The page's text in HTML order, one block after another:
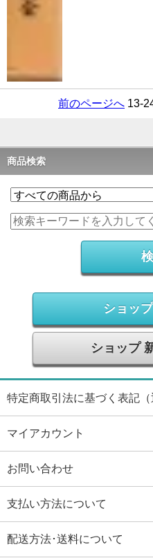
前のページへ 13-
商品検索
ショッ
ショップ
特定商取引法に基づく表記（
マイアカウント
お問い合わせ
支払い方法について
配送方法･送料について